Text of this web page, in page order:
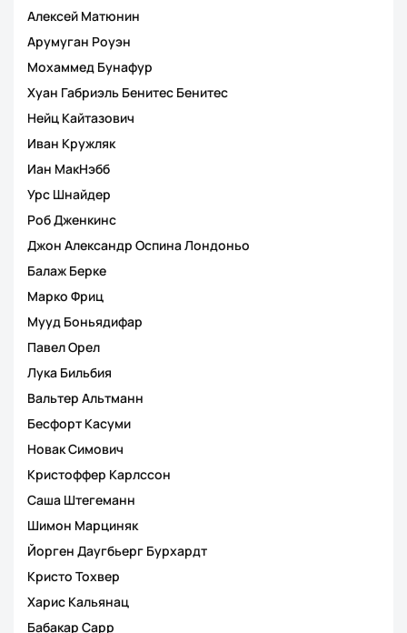
Алексей Матюнин
Арумуган Роуэн
Мохаммед Бунафур
Хуан Габриэль Бенитес Бенитес
Нейц Кайтазович
Иван Кружляк
Иан МакНэбб
Урс Шнайдер
Роб Дженкинс
Джон Александр Оспина Лондоньо
Балаж Берке
Марко Фриц
Мууд Боньядифар
Павел Орел
Лука Бильбия
Вальтер Альтманн
Бесфорт Касуми
Новак Симович
Кристоффер Карлссон
Саша Штегеманн
Шимон Марциняк
Йорген Даугбьерг Бурхардт
Кристо Тохвер
Харис Кальянац
Бабакар Сарр